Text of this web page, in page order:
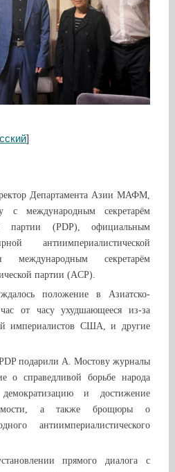
]
Департамента Азии МАФМ,
с международным секретарём
партии (PDP), официальным
антиимпериалистической
секретарём
партии (ACP).
положение в Азиатско-
от часу ухудшающееся из-за
империалистов США, и другие
подарили А. Мостову журналы
о справедливой борьбе народа
и достижение
а также брощюры о
антиимпериалистического
прямого диалога с